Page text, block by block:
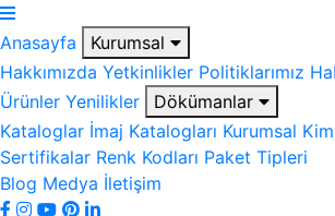
Anasayfa
Kurumsal
Hakkımızda Yetkinlikler Politiklarımız
Ürünler Yenilikler
Dökümanlar
Kataloglar İmaj Katalogları Kurumsal
Sertifikalar Renk Kodları Paket Tipleri
Blog Medya İletişim